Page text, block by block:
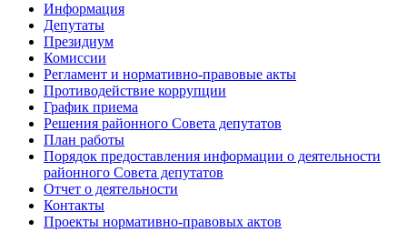
Информация
Депутаты
Президиум
Комиссии
Регламент и нормативно-правовые акты
Противодействие коррупции
График приема
Решения районного Совета депутатов
План работы
Порядок предоставления информации о деятельности
районного Совета депутатов
Отчет о деятельности
Контакты
Проекты нормативно-правовых актов